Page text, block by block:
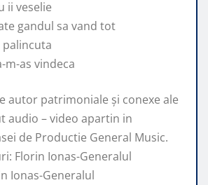
ii veselie
gandul sa vand tot
palincuta
m-as vindeca
autor patrimoniale și conexe ale
audio – video apartin in
de Productie General Music.
Florin Ionas-Generalul
Ionas-Generalul